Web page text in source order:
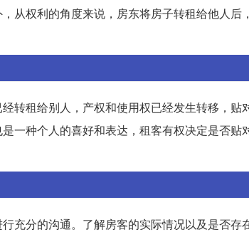
从权利的角度来说，房东将房子转租给他人后
转租给别人，产权和使用权已经发生转移，贴
一种个人的喜好和表达，租客有权决定是否贴
充分的沟通。了解房客的实际情况以及是否存